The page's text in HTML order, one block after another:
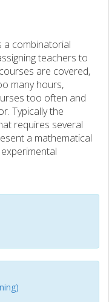
a combinatorial
teachers to
are covered,
many hours,
too often and
Typically the
requires several
a mathematical
are
by the Division
with
workload
a lower number of